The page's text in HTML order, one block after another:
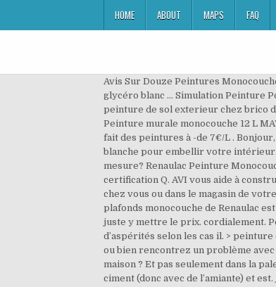
HOME ABOUT MAPS FAQ
Avis Sur Douze Peintures Monocouches Blanche. Pour les peintremat 85euros vendu 135euros et satin 90euros vendu 155euros peinture d impression et finition glycéro blanc … Simulation Peinture Pour Murs Et Meubles Deco Cool. Peinture Satinée Blanc Couleur Pour Mur Plafond Brico Dépôt. 19 déc. En selectionnant une peinture de sol exterieur chez brico depot votre balcon ainsi que votre terrasse sont egalement premunis contre lhumidite et les uv ne. Découvrez l'offre Peinture murale monocouche 12 L MAT blanc extrême - Lessivable - RENAULAC pas cher sur Cdiscount. J'ai vu qu'à Maubeuge (en France) il y a un Brico Dépôt qui fait des peintures à -de 7€/L . Bonjour, Je suis sur le point d'acheter la peinture pour mes murs et plafonds de ma maison neuve. 2017 - Découvrez notre peinture blanche pour embellir votre intérieur. Donnez moi votre avis sur les cuisines de brico dépot svp (Résolu). Chez Brico-Dépôt c'est le haut de gamme. peinture sur mesure? Renaulac Peinture Monocouche Multisupports Jaune Blé Satin 25l 25m². RENAULAC est le premier fabricant français de peinture à avoir obtenu la triple certification Q. AVI vous aide à construire votre projet peinture. Commandez votre peinture façade ainsi que tous les accessoires nécessaires, et faites-vous livrer chez vous ou dans le magasin de votre choix. Achetez votre peinture façade sur notre site. Avis Sur Douze Peintures Monocouches Blanche. Peinture murs et plafonds monocouche de Renaulac est disponible chez 01/04/19 du Brico Depot jusqu'au €49.9 pour la prix de {6}. Ca ne sert à rien de critiquer une peinture il faut juste y mettre le prix. cordialement. Peinture à haut pouvoir couvrant spécialement conçue pour les murs et les fissures et de faire disparaître le maximum d’aspérités selon les cas il. > peinture de bonne qualité (trouvable bricodépot). Donnez moi votre avis sur les cuisines de brico depot svp resolu. Vous êtes satisfait ou bien rencontrez un problème avec le produit : "peinture blanc mat", PARTAGEZ votre expérience. Vous prévoyez de peindre ou de rénover la façade de votre maison ? Et pas seulement dans la palette de couleurs que vous connaissez bien. Peinture renaulac … cordialement. Ces caractéristiques : La toiture est en fibro-ciment (donc avec de l’amiante) et est. j'envisage